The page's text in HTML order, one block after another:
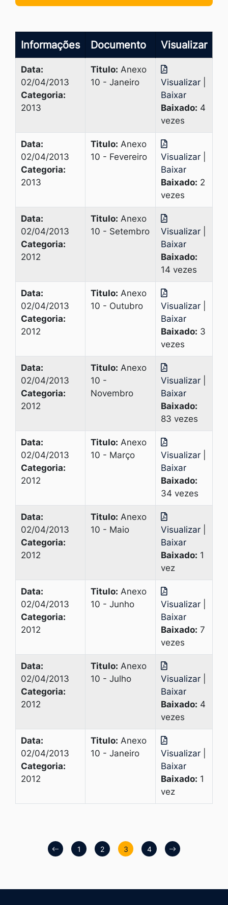
Informações Documento Visualizar
Data:
02/04/2013
Categoria:
2013
Titulo: Anexo
10 - Janeiro
Visualizar
Baixar
Baixado: 4
vezes
Data:
02/04/2013
Categoria:
2013
Titulo: Anexo
10 - Fevereiro
Visualizar
Baixar
Baixado: 2
vezes
Data:
02/04/2013
Categoria:
2012
Titulo: Anexo
10 - Setembro
Visualizar
Baixar
Baixado:
14 vezes
Data:
02/04/2013
Categoria:
2012
Titulo: Anexo
10 - Outubro
Visualizar
Baixar
Baixado: 3
vezes
Data:
02/04/2013
Categoria:
2012
Titulo: Anexo
10 -
Novembro
Visualizar
Baixar
Baixado:
83 vezes
Data:
02/04/2013
Categoria:
2012
Titulo: Anexo
10 - Março
Visualizar
Baixar
Baixado:
34 vezes
Data:
02/04/2013
Categoria:
2012
Titulo: Anexo
10 - Maio
Visualizar
Baixar
Baixado: 1
vez
Data:
02/04/2013
Categoria:
2012
Titulo: Anexo
10 - Junho
Visualizar
Baixar
Baixado: 7
vezes
Data:
02/04/2013
Categoria:
2012
Titulo: Anexo
10 - Julho
Visualizar
Baixar
Baixado: 4
vezes
Data:
02/04/2013
Categoria:
2012
Titulo: Anexo
10 - Janeiro
Visualizar
Baixar
Baixado: 1
vez
1 2 3 4